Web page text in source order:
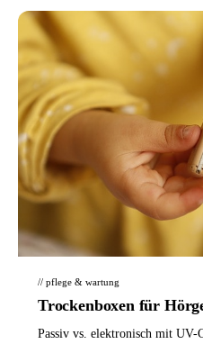
// pflege & wartung
Trockenboxen für
Passiv vs. elektronisch mit UV-